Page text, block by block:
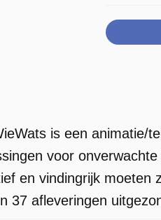
is een animatie/
voor
en vindingrijk moeten
37 afleveringen